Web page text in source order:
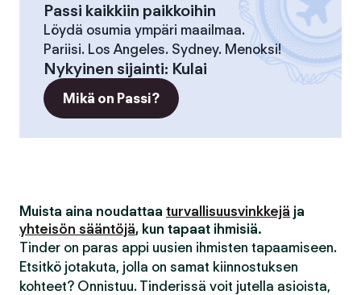
Passi kaikkiin paikkoihin
Löydä osumia ympäri maailmaa.
Pariisi. Los Angeles. Sydney. Menoksi!
Nykyinen sijainti: Kulai
Mikä on Passi?
Muista aina noudattaa turvallisuusvinkkejä ja
yhteisön sääntöjä, kun tapaat ihmisiä.
Tinder on paras appi uusien ihmisten tapaamiseen.
Etsitkö jotakuta, jolla on samat kiinnostuksen
kohteet? Onnistuu. Tinderissä voit jutella asioista,